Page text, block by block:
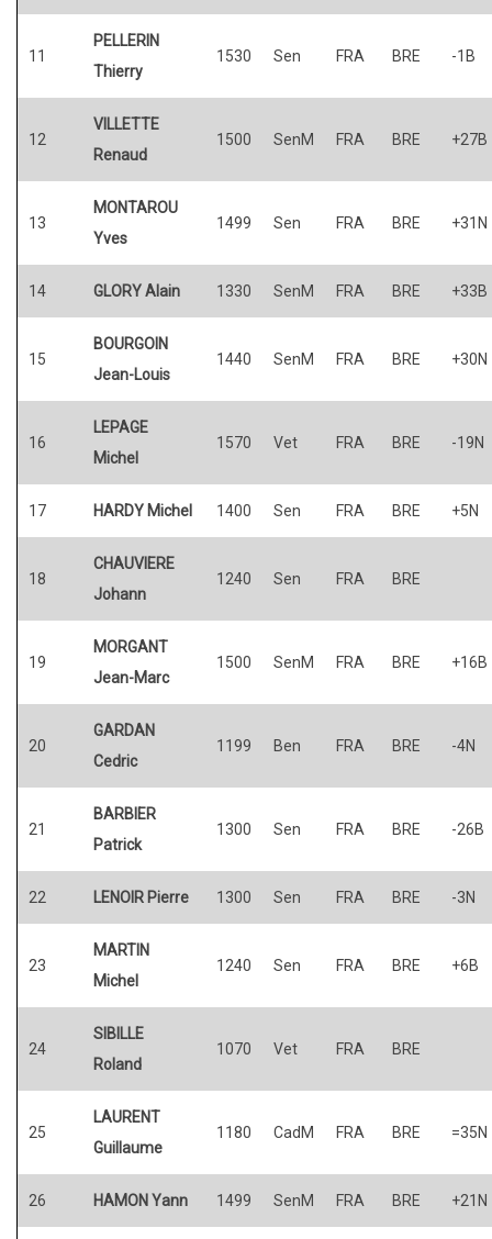
11
PELLERIN
Thierry
1530 Sen FRA BRE -1B
12
VILLETTE
Renaud
1500 SenM FRA BRE +27B
13
MONTAROU
Yves
1499 Sen FRA BRE +31N
14 GLORY Alain 1330 SenM FRA BRE +33B
15
BOURGOIN
Jean-Louis
1440 SenM FRA BRE +30N
16
LEPAGE
Michel
1570 Vet FRA BRE -19N
17 HARDY Michel 1400 Sen FRA BRE +5N
18
CHAUVIERE
Johann
1240 Sen FRA BRE
19
MORGANT
Jean-Marc
1500 SenM FRA BRE +16B
20
GARDAN
Cedric
1199 Ben FRA BRE -4N
21
BARBIER
Patrick
1300 Sen FRA BRE -26B
22 LENOIR Pierre 1300 Sen FRA BRE -3N
23
MARTIN
Michel
1240 Sen FRA BRE +6B
24
SIBILLE
Roland
1070 Vet FRA BRE
25
LAURENT
Guillaume
1180 CadM FRA BRE =35N
26 HAMON Yann 1499 SenM FRA BRE +21N